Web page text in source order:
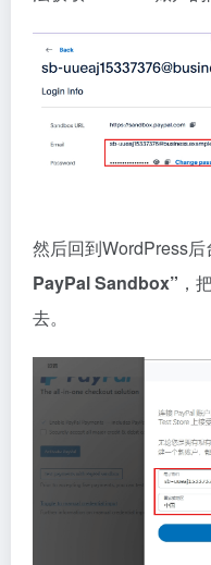
然后回到WordPress后
PayPal Sandbox” ，
去。